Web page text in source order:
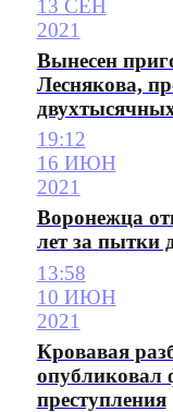
13 СЕН
2021
Вынесен
Леснякова,
19:12
16 ИЮН
2021
Воронежца
лет за пытки
13:58
10 ИЮН
2021
Кровавая
опубликовал
преступления